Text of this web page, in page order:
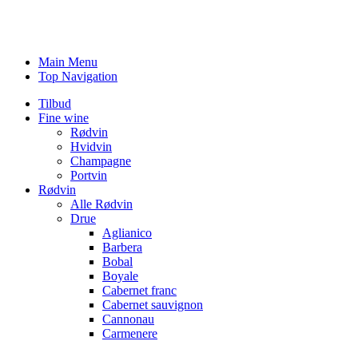
Main Menu
Top Navigation
Tilbud
Fine wine
Rødvin
Hvidvin
Champagne
Portvin
Rødvin
Alle Rødvin
Drue
Aglianico
Barbera
Bobal
Boyale
Cabernet franc
Cabernet sauvignon
Cannonau
Carmenere